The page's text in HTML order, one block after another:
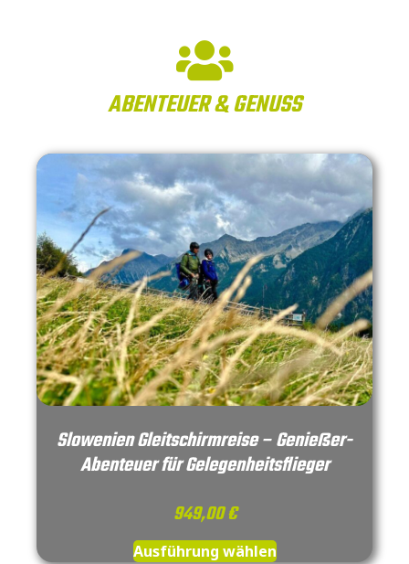
ABENTEUER & GENUSS
Slowenien Gleitschirmreise – Genießer-
Abenteuer für Gelegenheitsflieger
949,00€
Ausführung wählen